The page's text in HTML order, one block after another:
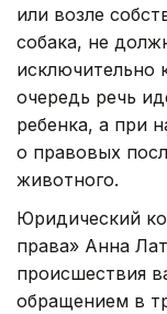
или возле
собака, не
исключительно
очередь речь
ребенка, а при
о правовых
животного.
Юридический
права» Анна
происшествия
обращением в